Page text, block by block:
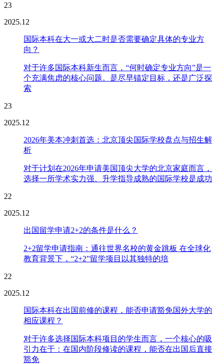
23
2025.12
国际本科在大一或大二时是否需要确定具体的专业方
向？
对于许多国际本科新生而言，“何时确定专业方向”是一
个充满焦虑的核心问题。是尽早锚定目标，还是广泛探
索
23
2025.12
2026年美本冲刺首选：北京顶尖国际学校盘点与招生解
析
对于计划在2026年申请美国顶尖大学的北京家庭而言，
选择一所学术实力强、升学指导成熟的国际学校是成功
22
2025.12
出国留学申请2+2的条件是什么？
2+2留学申请指南：通往世界名校的黄金跳板 在全球化
教育背景下，“2+2”留学项目以其独特的培
22
2025.12
国际本科在出国前修的课程，能否申请豁免国外大学的
相应课程？
对于许多选择国际本科项目的学生而言，一个核心的吸
引力在于：在国内阶段修读的课程，能否在出国后直接
豁免